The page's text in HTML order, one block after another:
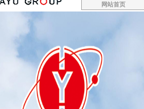
网站首页